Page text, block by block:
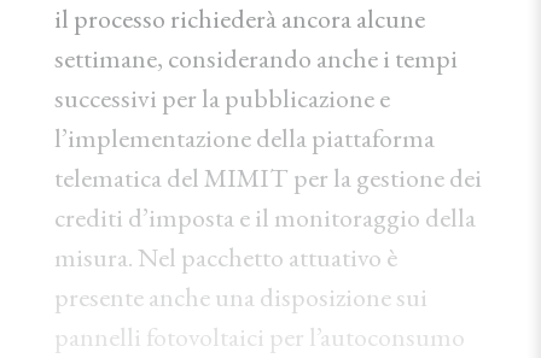
il processo richiederà ancora alcune
settimane, considerando anche i tempi
successivi per la pubblicazione e
l’implementazione della piattaforma
telematica del MIMIT per la gestione dei
crediti d’imposta e il monitoraggio della
misura. Nel pacchetto attuativo è
presente anche una disposizione sui
pannelli fotovoltaici per l’autoconsumo